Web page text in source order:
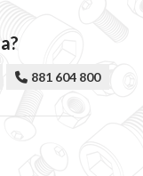
881 604 800